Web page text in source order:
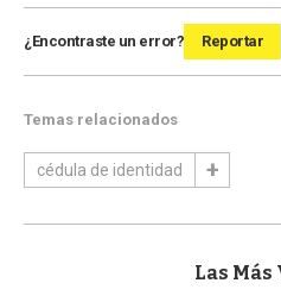
¿Encontraste un error? Reportar
Temas relacionados
cédula de identidad
Las Más